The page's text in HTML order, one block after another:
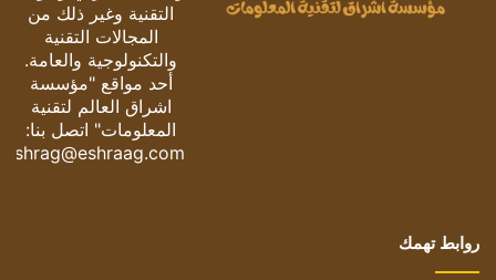
التقنية وغير ذلك من
المجالات التقنية
والتكنولوجية والعامة.
أحد مواقع "مؤسسة
اشراق العالم لتقنية
المعلومات" اتصل بنا:
eshrag@eshraag.com
روابط تهمك